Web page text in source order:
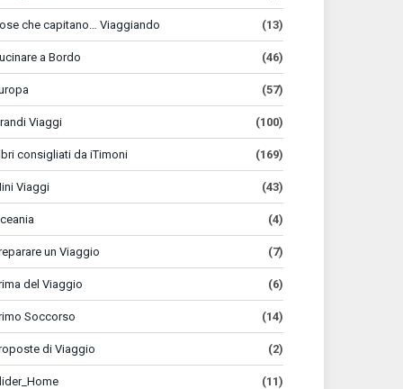
che capitano… Viaggiando (13)
a Bordo (46)
(57)
Viaggi (100)
consigliati da iTimoni (169)
Viaggi (43)
(4)
un Viaggio (7)
del Viaggio (6)
Soccorso (14)
di Viaggio (2)
(11)